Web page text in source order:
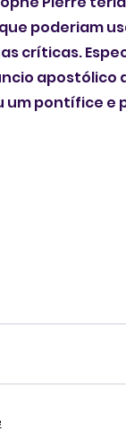
poderiam
críticas.
apostólico
pontífice e